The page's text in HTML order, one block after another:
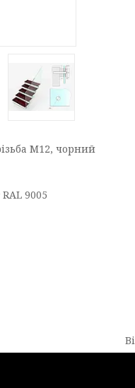
М12, чорний
9005